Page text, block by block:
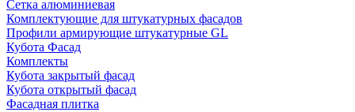
Сетка алюминиевая
Комплектующие для штукатурных фасадов
Профили армирующие штукатурные GL
Кубота Фасад
Комплекты
Кубота закрытый фасад
Кубота открытый фасад
Фасадная плитка